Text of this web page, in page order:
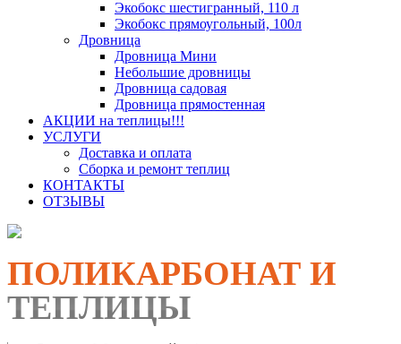
Экобокс шестигранный, 110 л
Экобокс прямоугольный, 100л
Дровница
Дровница Мини
Небольшие дровницы
Дровница садовая
Дровница прямостенная
АКЦИИ на теплицы!!!
УСЛУГИ
Доставка и оплата
Сборка и ремонт теплиц
КОНТАКТЫ
ОТЗЫВЫ
ПОЛИКАРБОНАТ И
ТЕПЛИЦЫ